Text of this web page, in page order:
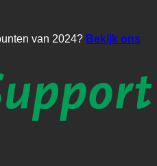
van 2024? Bekijk ons